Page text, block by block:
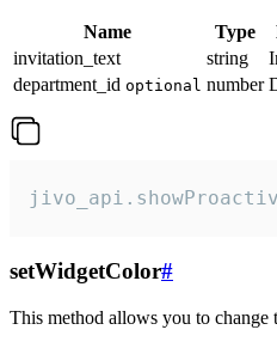
Name Type
invitation_text
string
department_id optional number
setWidgetColor#
This method allows you to change